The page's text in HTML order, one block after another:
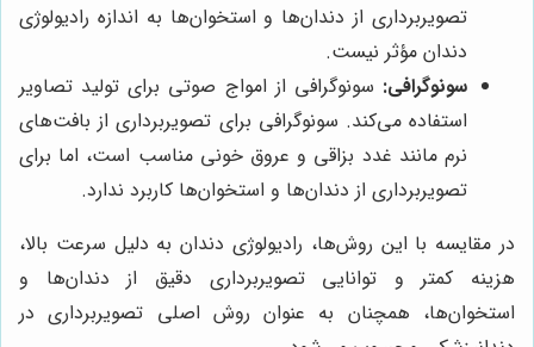
تصویربرداری از دندان‌ها و استخوان‌ها به اندازه رادیولوژی
دندان مؤثر نیست.
سونوگرافی: سونوگرافی از امواج صوتی برای تولید تصاویر
استفاده می‌کند. سونوگرافی برای تصویربرداری از بافت‌های
نرم مانند غدد بزاقی و عروق خونی مناسب است، اما برای
تصویربرداری از دندان‌ها و استخوان‌ها کاربرد ندارد.
در مقایسه با این روش‌ها، رادیولوژی دندان به دلیل سرعت بالا،
هزینه کمتر و توانایی تصویربرداری دقیق از دندان‌ها و
استخوان‌ها، همچنان به عنوان روش اصلی تصویربرداری در